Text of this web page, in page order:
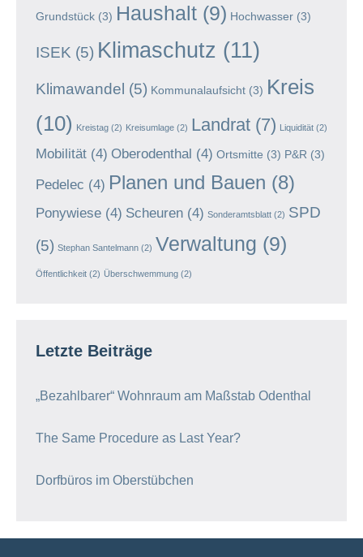
Grundstück (3) Haushalt (9) Hochwasser (3)
ISEK (5) Klimaschutz (11)
Klimawandel (5) Kommunalaufsicht (3) Kreis
(10) Kreistag (2) Kreisumlage (2) Landrat (7) Liquidität (2)
Mobilität (4) Oberodenthal (4) Ortsmitte (3) P&R (3)
Pedelec (4) Planen und Bauen (8)
Ponywiese (4) Scheuren (4) Sonderamtsblatt (2) SPD
(5) Stephan Santelmann (2) Verwaltung (9)
Öffentlichkeit (2) Überschwemmung (2)
Letzte Beiträge
„Bezahlbarer“ Wohnraum am Maßstab Odenthal
The Same Procedure as Last Year?
Dorfbüros im Oberstübchen